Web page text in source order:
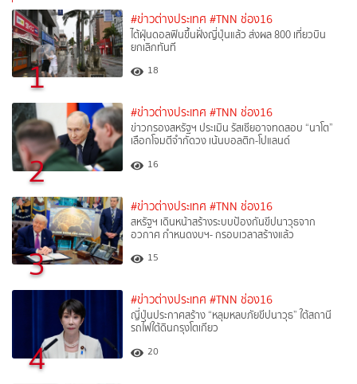
1
#ข่าวต่างประเทศ #TNN ช่อง16
ไต้ฝุ่นดอลฟินขึ้นฝั่งญี่ปุ่นแล้ว ส่งผล 800 เที่ยวบิน
ยกเลิกทันที
18
2
#ข่าวต่างประเทศ #TNN ช่อง16
ข่าวกรองสหรัฐฯ ประเมิน รัสเซียอาจทดสอบ “นาโต”
เลือกโจมตีจำกัดวง เน้นบอลติก-โปแลนด์
16
3
#ข่าวต่างประเทศ #TNN ช่อง16
สหรัฐฯ เดินหน้าสร้างระบบป้องกันขีปนาวุธจาก
อวกาศ กำหนดงบฯ- กรอบเวลาสร้างแล้ว
15
4
#ข่าวต่างประเทศ #TNN ช่อง16
ญี่ปุ่นประกาศสร้าง “หลุมหลบภัยขีปนาวุธ” ใต้สถานี
รถไฟใต้ดินกรุงโตเกียว
20